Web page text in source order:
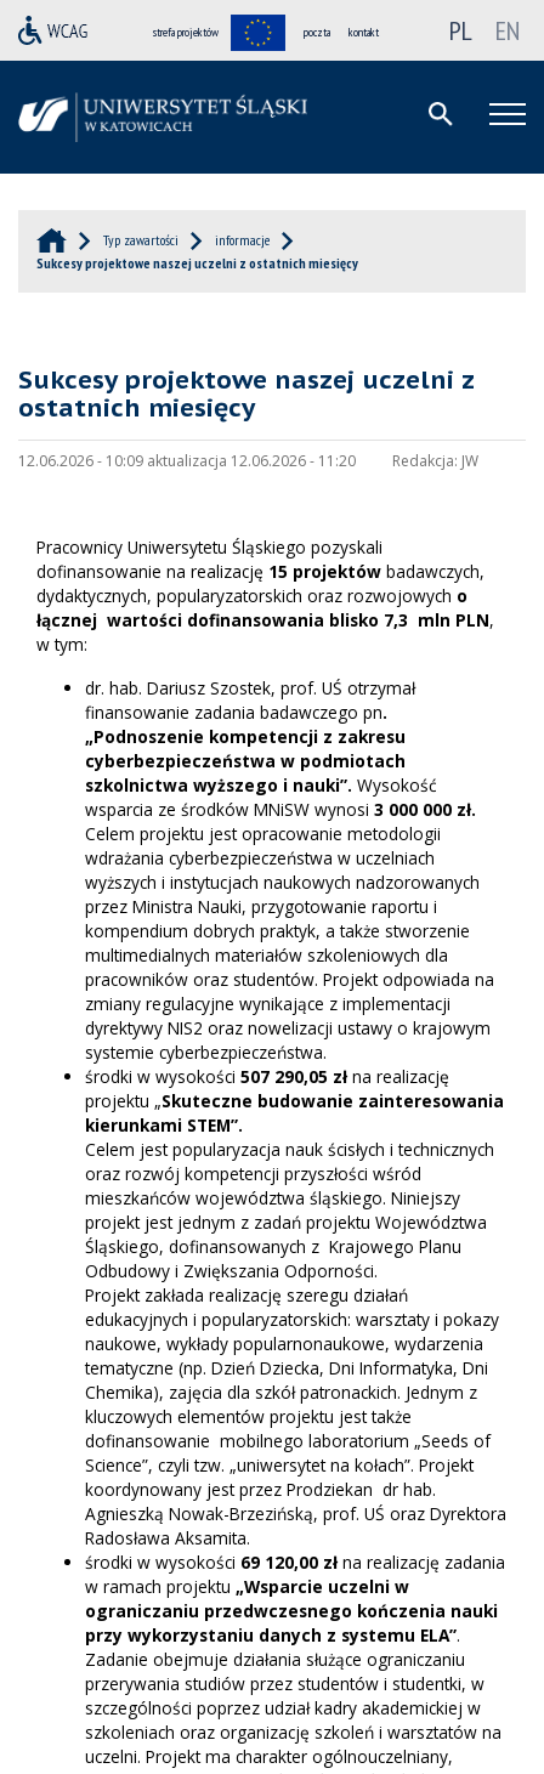
strefa projektów poczta kontakt PL EN
Typ zawartości
informacje
Sukcesy projektowe naszej uczelni z ostatnich miesięcy
Sukcesy projektowe naszej uczelni z
ostatnich miesięcy
12.06.2026 - 10:09 aktualizacja 12.06.2026 - 11:20 Redakcja: JW
Pracownicy Uniwersytetu Śląskiego pozyskali
dofinansowanie na realizację 15 projektów badawczych,
dydaktycznych, popularyzatorskich oraz rozwojowych o
łącznej wartości dofinansowania blisko 7,3 mln PLN,
w tym:
dr. hab. Dariusz Szostek, prof. UŚ otrzymał
finansowanie zadania badawczego pn.
„Podnoszenie kompetencji z zakresu
cyberbezpieczeństwa w podmiotach
szkolnictwa wyższego i nauki”. Wysokość
wsparcia ze środków MNiSW wynosi 3 000 000 zł.
Celem projektu jest opracowanie metodologii
wdrażania cyberbezpieczeństwa w uczelniach
wyższych i instytucjach naukowych nadzorowanych
przez Ministra Nauki, przygotowanie raportu i
kompendium dobrych praktyk, a także stworzenie
multimedialnych materiałów szkoleniowych dla
pracowników oraz studentów. Projekt odpowiada na
zmiany regulacyjne wynikające z implementacji
dyrektywy NIS2 oraz nowelizacji ustawy o krajowym
systemie cyberbezpieczeństwa.
środki w wysokości 507 290,05 złna realizację
projektu „Skuteczne budowanie zainteresowania
kierunkami STEM”.
Celem jest popularyzacja nauk ścisłych i technicznych
oraz rozwój kompetencji przyszłości wśród
mieszkańców województwa śląskiego. Niniejszy
projekt jest jednym z zadań projektu Województwa
Śląskiego, dofinansowanych z Krajowego Planu
Odbudowy i Zwiększania Odporności.
Projekt zakłada realizację szeregu działań
edukacyjnych i popularyzatorskich: warsztaty i pokazy
naukowe, wykłady popularnonaukowe, wydarzenia
tematyczne (np. Dzień Dziecka, Dni Informatyka, Dni
Chemika), zajęcia dla szkół patronackich. Jednym z
kluczowych elementów projektu jest także
dofinansowanie mobilnego laboratorium „Seeds of
Science”, czyli tzw. „uniwersytet na kołach”. Projekt
koordynowany jest przez Prodziekan dr hab.
Agnieszką Nowak-Brzezińską, prof. UŚ oraz Dyrektora
Radosława Aksamita.
środki w wysokości 69 120,00 złna realizację zadania
w ramach projektu „Wsparcie uczelni w
ograniczaniu przedwczesnego kończenia nauki
przy wykorzystaniu danych z systemu ELA”.
Zadanie obejmuje działania służące ograniczaniu
przerywania studiów przez studentów i studentki, w
szczególności poprzez udział kadry akademickiej w
szkoleniach oraz organizację szkoleń i warsztatów na
uczelni. Projekt ma charakter ogólnouczelniany,